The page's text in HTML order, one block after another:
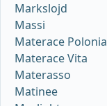
Markslojd
Massi
Materace Polonia
Materace Vita
Materasso
Matinee